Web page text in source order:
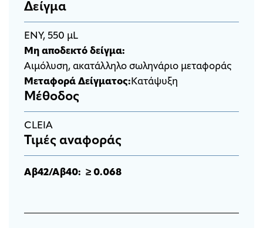
Δείγμα
ΕΝΥ, 550 μL
Μη αποδεκτό δείγμα:
Αιμόλυση, ακατάλληλο σωληνάριο μεταφοράς
Μεταφορά Δείγματος: Κατάψυξη
Μέθοδος
CLEIA
Τιμές αναφοράς
Αβ42/Αβ40: ≥ 0.068